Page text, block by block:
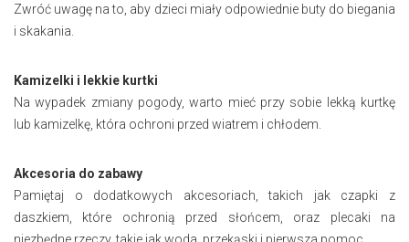
Zwróć uwagę na to, aby dzieci miały odpowiednie buty do biegania
i skakania.
Kamizelki i lekkie kurtki
Na wypadek zmiany pogody, warto mieć przy sobie lekką kurtkę
lub kamizelkę, która ochroni przed wiatrem i chłodem.
Akcesoria do zabawy
Pamiętaj o dodatkowych akcesoriach, takich jak czapki z
daszkiem, które ochronią przed słońcem, oraz plecaki na
niezbędne rzeczy, takie jak woda, przekąski i pierwsza pomoc.